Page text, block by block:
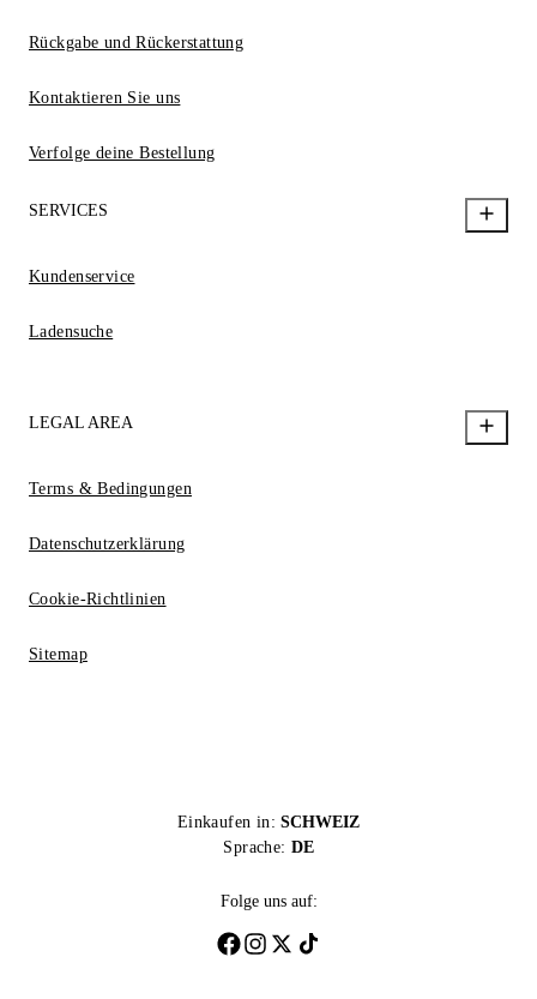
Rückgabe und Rückerstattung
Kontaktieren Sie uns
Verfolge deine Bestellung
SERVICES
Kundenservice
Ladensuche
LEGAL AREA
Terms & Bedingungen
Datenschutzerklärung
Cookie-Richtlinien
Sitemap
Einkaufen in: SCHWEIZ
Sprache: DE
Folge uns auf: